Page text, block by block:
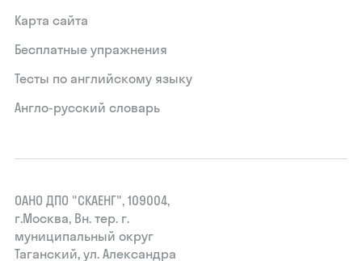
Карта сайта
Бесплатные упражнения
Тесты по английскому языку
Англо-русский словарь
ОАНО ДПО "СКАЕНГ", 109004,
г.Москва, Вн. тер. г.
муниципальный округ
Таганский, ул. Александра